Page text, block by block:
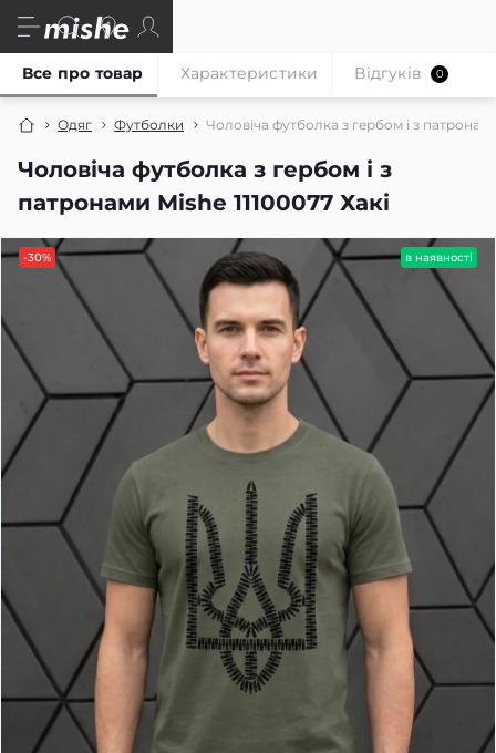
Одяг Футболки Чоловіча футболка з гербом і з
Чоловіча футболка з гербом і з
патронами Mishe 11100077 Хакі
Все про товар Характеристики Відгуків 0
-30% в наявності